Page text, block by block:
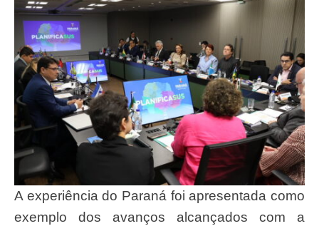
A experiência do Paraná foi apresentada como
exemplo dos avanços alcançados com a